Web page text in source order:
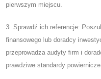
pierwszym miejscu.
3. Sprawdź ich referencje:
finansowego lub doradcy
przeprowadza audyty firm i
prawdziwe standardy powiernicze.